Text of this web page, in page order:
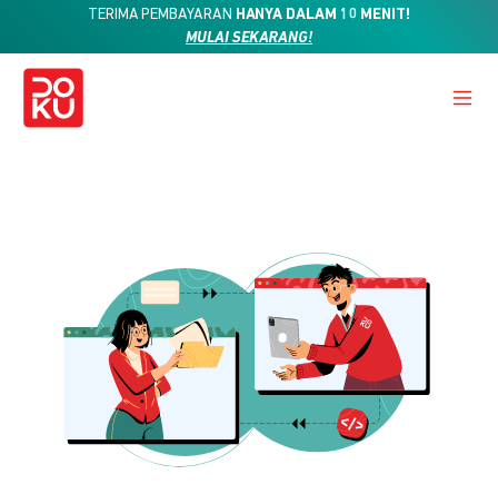
TERIMA PEMBAYARAN HANYA DALAM 10 MENIT!
MULAI SEKARANG!